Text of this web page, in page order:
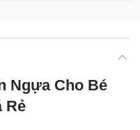
Ngựa Cho Bé
Rẻ